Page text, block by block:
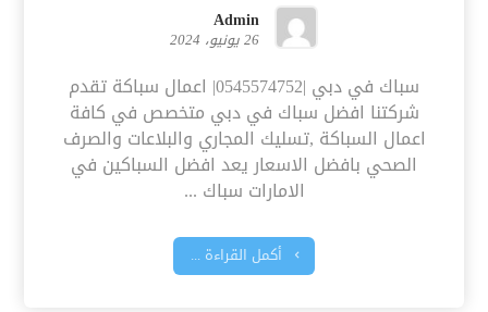
Admin
26 يونيو، 2024
سباك في دبي |0545574752| اعمال سباكة تقدم
شركتنا افضل سباك في دبي متخصص في كافة
اعمال السباكة ,تسليك المجاري والبلاعات والصرف
الصحي بافضل الاسعار يعد افضل السباكين في
الامارات سباك ...
أكمل القراءة ...